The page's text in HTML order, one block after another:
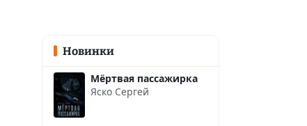
Новинки
Мёртвая пассажирка
Яско Сергей